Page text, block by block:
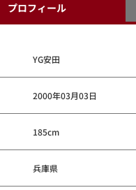
プロフィール
YG安田
2000年03月03日
185cm
兵庫県